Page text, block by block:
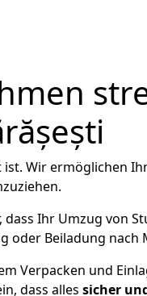
Wir ermöglichen
Ihr Umzug von
oder Beiladung
Verpacken und
dass alles sicher